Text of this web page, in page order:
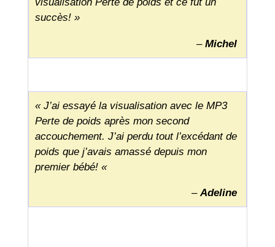
succès! »
–Michel
« J’ai essayé la visualisation avec le MP3
Perte de poids après mon second
accouchement. J’ai perdu tout l’excédant de
poids que j’avais amassé depuis mon
premier bébé! «
–Adeline